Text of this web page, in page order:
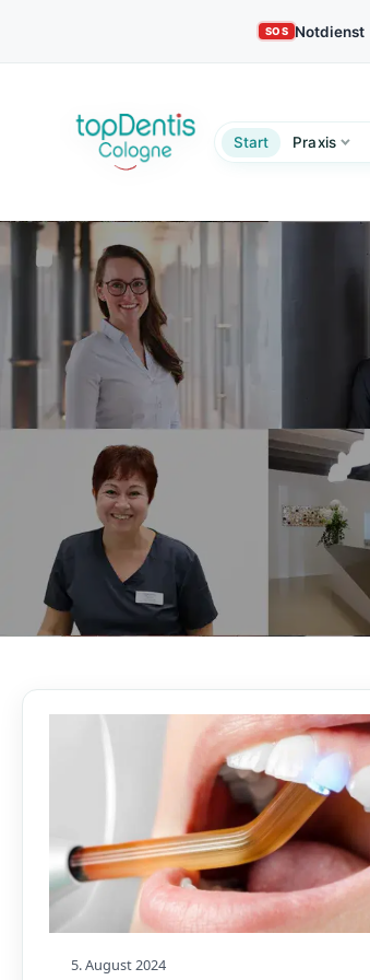
Notdienst
Start Praxis
Unser Blog
5. August 2024